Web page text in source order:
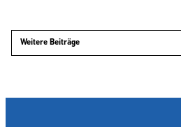
Weitere Beiträge